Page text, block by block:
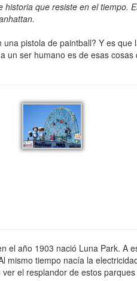
historia que resiste en el tiempo.
pistola de paintball? Y es que
un ser humano es de esas cosas
el año 1903 nació Luna Park. A
mismo tiempo nacía la
el resplandor de estos parques